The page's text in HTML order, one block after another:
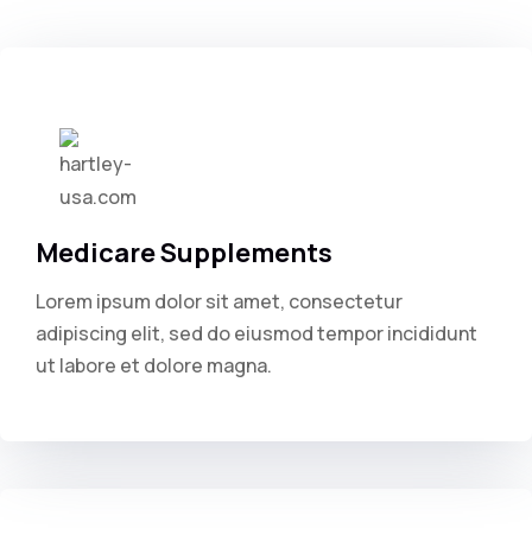
Medicare Supplements
Lorem ipsum dolor sit amet, consectetur
adipiscing elit, sed do eiusmod tempor incididunt
ut labore et dolore magna.